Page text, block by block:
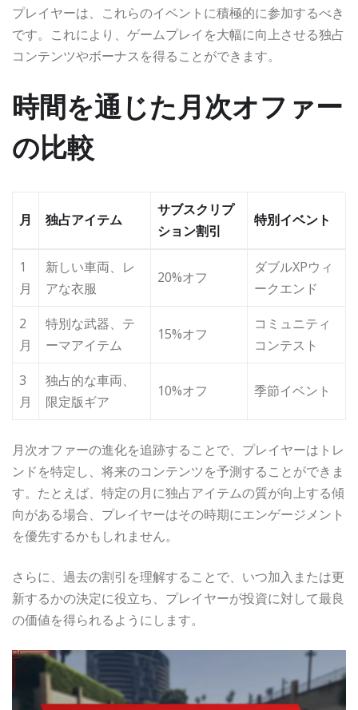
プレイヤーは、これらのイベントに積極的に参加するべき
です。これにより、ゲームプレイを大幅に向上させる独占
コンテンツやボーナスを得ることができます。
時間を通じた月次オファー
の比較
月 独占アイテム
サブスクリプ
ション割引
特別イベント
1
月
新しい車両、レ
アな衣服
20%オフ
ダブルXPウィ
ークエンド
2
月
特別な武器、テ
ーマアイテム
15%オフ
コミュニティ
コンテスト
3
月
独占的な車両、
限定版ギア
10%オフ 季節イベント
月次オファーの進化を追跡することで、プレイヤーはトレ
ンドを特定し、将来のコンテンツを予測することができま
す。たとえば、特定の月に独占アイテムの質が向上する傾
向がある場合、プレイヤーはその時期にエンゲージメント
を優先するかもしれません。
さらに、過去の割引を理解することで、いつ加入または更
新するかの決定に役立ち、プレイヤーが投資に対して最良
の価値を得られるようにします。